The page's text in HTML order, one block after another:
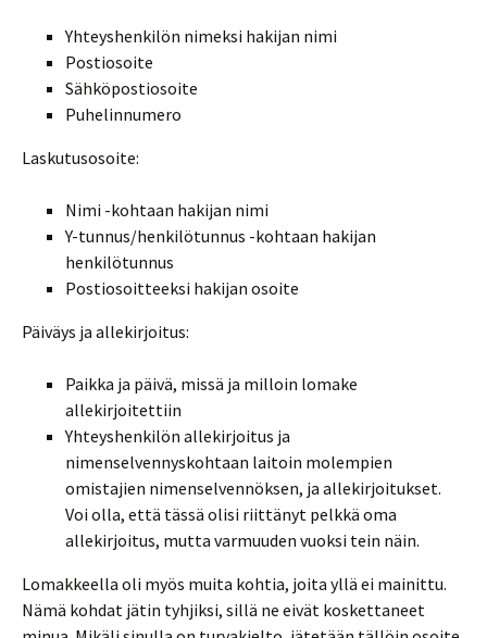
Yhteyshenkilön nimeksi hakijan nimi
Postiosoite
Sähköpostiosoite
Puhelinnumero
Laskutusosoite:
Nimi -kohtaan hakijan nimi
Y-tunnus/henkilötunnus -kohtaan hakijan
henkilötunnus
Postiosoitteeksi hakijan osoite
Päiväys ja allekirjoitus:
Paikka ja päivä, missä ja milloin lomake
allekirjoitettiin
Yhteyshenkilön allekirjoitus ja
nimenselvennyskohtaan laitoin molempien
omistajien nimenselvennöksen, ja allekirjoitukset.
Voi olla, että tässä olisi riittänyt pelkkä oma
allekirjoitus, mutta varmuuden vuoksi tein näin.
Lomakkeella oli myös muita kohtia, joita yllä ei mainittu.
Nämä kohdat jätin tyhjiksi, sillä ne eivät koskettaneet